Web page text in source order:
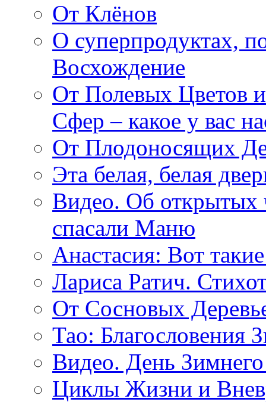
От Клёнов
О суперпродуктах,
Восхождение
От Полевых Цветов
Сфер – какое у вас
От Плодоносящих
Эта белая, белая
Видео. Об открытых
спасали Маню
Анастасия: Вот
Лариса Ратич.
От Сосновых
Тао: Благословения
Видео. День
Циклы Жизни и